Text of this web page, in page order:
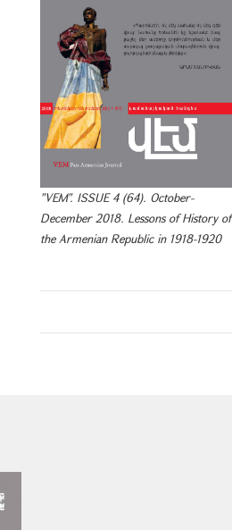
"VEM". ISSUE 4 (64). October-
December 2018. Lessons of History of
the Armenian Republic in 1918-1920